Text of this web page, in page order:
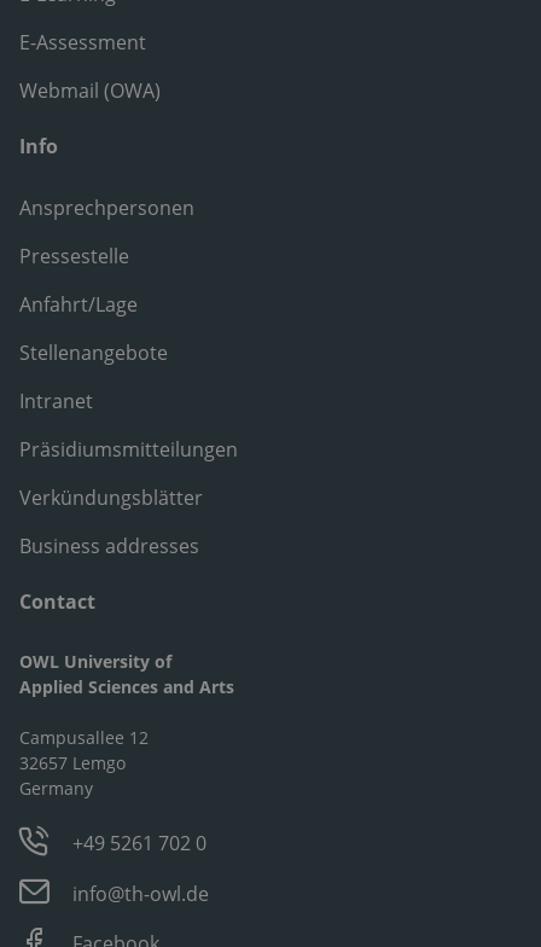
E-Assessment
Webmail (OWA)
Info
Ansprechpersonen
Pressestelle
Anfahrt/Lage
Stellenangebote
Intranet
Präsidiumsmitteilungen
Verkündungsblätter
Business addresses
Contact
OWL University of
Applied Sciences and Arts
Campusallee 12
32657 Lemgo
Germany
+49 5261 702 0
info@th-owl.de